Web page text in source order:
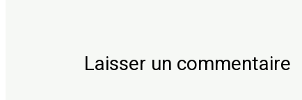
Laisser un commentaire